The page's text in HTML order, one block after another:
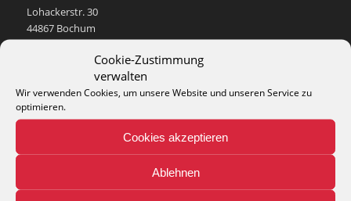
Cookie-Zustimmung
verwalten
Wir verwenden Cookies, um unsere Website und unseren Service zu
optimieren.
Cookies akzeptieren
Ablehnen
Lohackerstr. 30
44867 Bochum
phone: + 49 (2327) 3083 - 20
info@theko-collection.com